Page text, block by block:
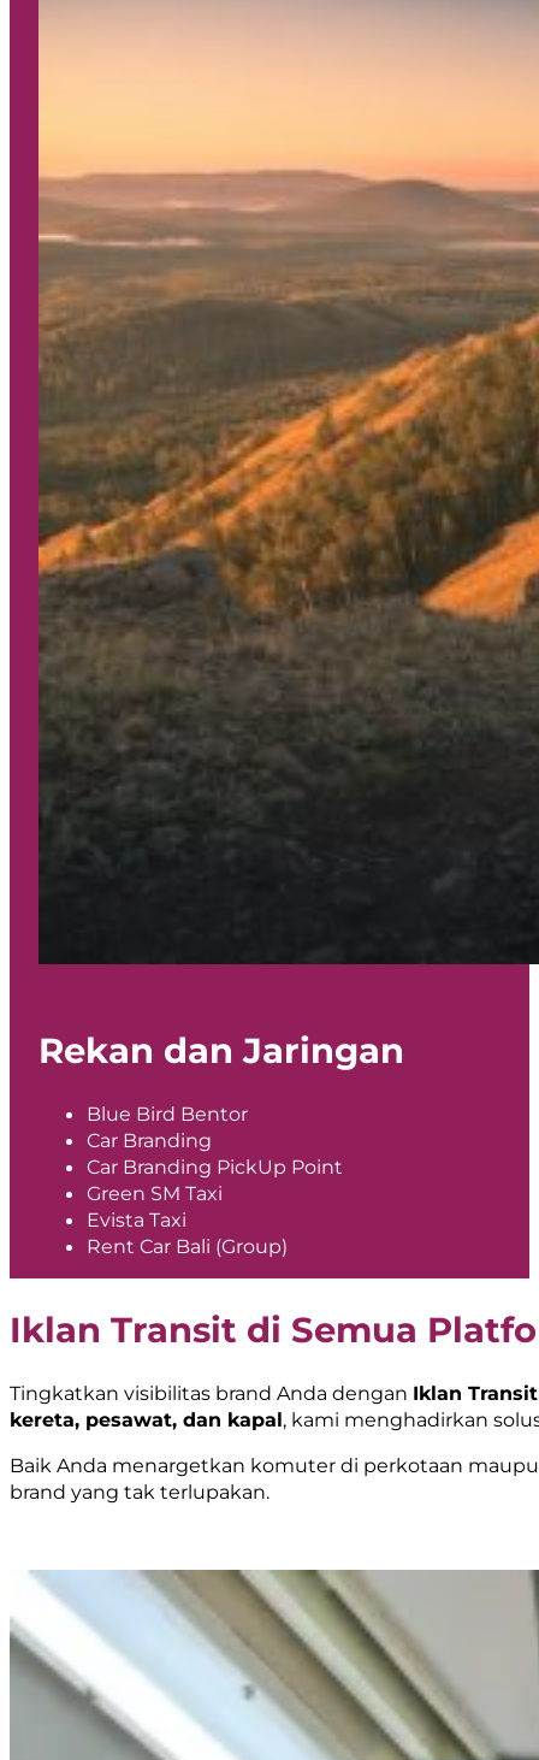
Rekan dan Jaringan
Blue Bird Bentor
Car Branding
Car Branding PickUp Point
Green SM Taxi
Evista Taxi
Rent Car Bali (Group)
Iklan Transit di Semua
Tingkatkan visibilitas brand Anda dengan Iklan Transit
kereta, pesawat, dan kapal, kami menghadirkan
Baik Anda menargetkan komuter di perkotaan
brand yang tak terlupakan.